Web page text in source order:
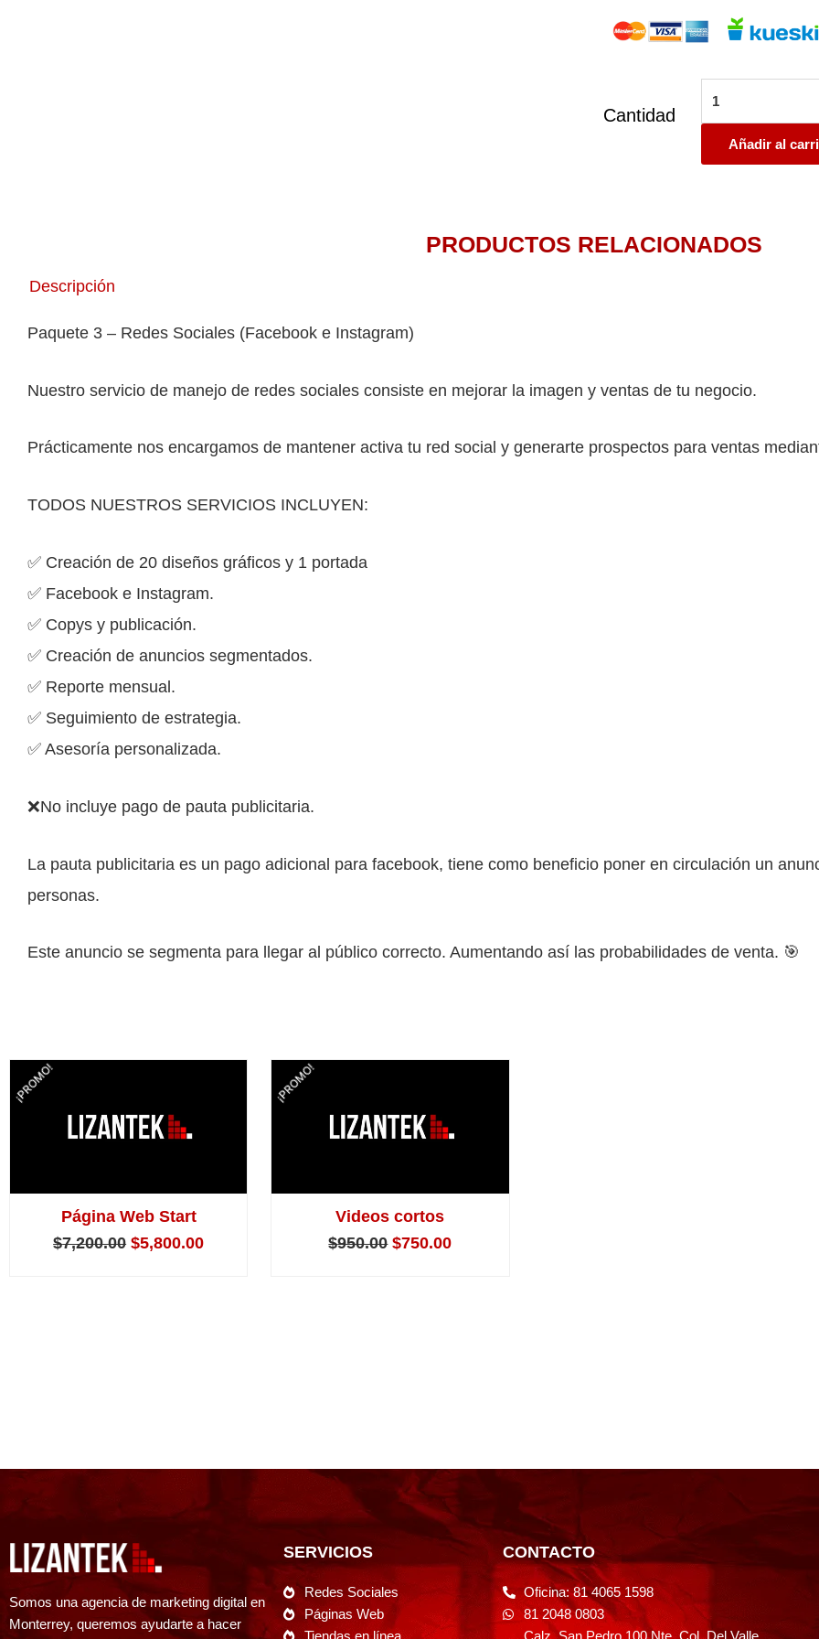
Cantidad
Redes
Sociales
Paquete
cantidad
Añadir al
PRODUCTOS RELACIONADOS
Descripción
Paquete 3 – Redes Sociales (Facebook e Instagram)
Nuestro servicio de manejo de redes sociales consiste en mejorar la imagen y ventas de tu negocio.
Prácticamente nos encargamos de mantener activa tu red social y generarte prospectos para ventas
TODOS NUESTROS SERVICIOS INCLUYEN:
✅ Creación de 20 diseños gráficos y 1 portada
✅ Facebook e Instagram.
✅ Copys y publicación.
✅ Creación de anuncios segmentados.
✅ Reporte mensual.
✅ Seguimiento de estrategia.
✅ Asesoría personalizada.
❌No incluye pago de pauta publicitaria.
La pauta publicitaria es un pago adicional para facebook, tiene como beneficio poner en circulación un
personas.
Este anuncio se segmenta para llegar al público correcto. Aumentando así las probabilidades de venta. 🎯
¡PROMO!
Página Web Start
$7,200.00
era:
$7,200.00.
$5,800.00
¡PROMO!
Videos cortos
$950.00
era:
$950.00.
$750.00
$750.00.
Somos una agencia de marketing digital en
Monterrey, queremos ayudarte a hacer
SERVICIOS
Redes Sociales
Páginas Web
CONTACTO
Oficina: 81 4065 1598
81 2048 0803